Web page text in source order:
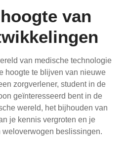
van
van medische technologie
hoogte te blijven van nieuwe
zorgverlener, student in de
geïnteresseerd bent in de
wereld, het bijhouden van
je kennis vergroten en je
weloverwogen beslissingen.